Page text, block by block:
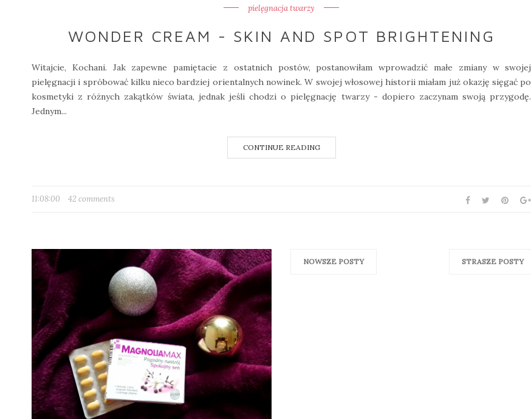
pielęgnacja twarzy
WONDER CREAM - SKIN AND SPOT BRIGHTENING
Witajcie, Kochani. Jak zapewne pamiętacie z ostatnich postów, postanowiłam wprowadzić małe zmiany w swojej
pielęgnacji i spróbować kilku nieco bardziej orientalnych nowinek. W swojej włosowej historii miałam już okazję sięgać po
kosmetyki z różnych zakątków świata, jednak jeśli chodzi o pielęgnację twarzy - dopiero zaczynam swoją przygodę.
Jednym...
CONTINUE READING
11:08:00 42 comments
NOWSZE POSTY STRASZE POSTY